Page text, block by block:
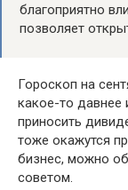
благоприятно
позволяет
Гороскоп на
какое-то давнее
приносить
тоже окажутся
бизнес, можно
советом.